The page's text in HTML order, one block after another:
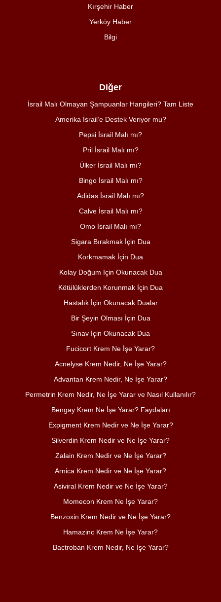
Kırşehir Haber
Yerköy Haber
Bilgi
Diğer
İsrail Malı Olmayan Şampuanlar Hangileri? Tam Liste
Amerika İsrail’e Destek Veriyor mu?
Pepsi İsrail Malı mı?
Pril İsrail Malı mı?
Ülker İsrail Malı mı?
Bingo İsrail Malı mı?
Adidas İsrail Malı mı?
Calve İsrail Malı mı?
Omo İsrail Malı mı?
Sigara Bırakmak İçin Dua
Korkmamak İçin Dua
Kolay Doğum İçin Okunacak Dua
Kötülüklerden Korunmak İçin Dua
Hastalık İçin Okunacak Dualar
Bir Şeyin Olması İçin Dua
Sınav İçin Okunacak Dua
Fucicort Krem Ne İşe Yarar?
Acnelyse Krem Nedir, Ne İşe Yarar?
Advantan Krem Nedir, Ne İşe Yarar?
Permetrin Krem Nedir, Ne İşe Yarar ve Nasıl Kullanılır?
Bengay Krem Ne İşe Yarar? Faydaları
Expigment Krem Nedir ve Ne İşe Yarar?
Silverdin Krem Nedir ve Ne İşe Yarar?
Zalain Krem Nedir ve Ne İşe Yarar?
Arnica Krem Nedir ve Ne İşe Yarar?
Asiviral Krem Nedir ve Ne İşe Yarar?
Momecon Krem Ne İşe Yarar?
Benzoxin Krem Nedir ve Ne İşe Yarar?
Hamazinc Krem Ne İşe Yarar?
Bactroban Krem Nedir, Ne İşe Yarar?